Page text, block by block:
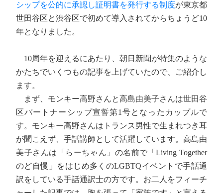
シップを公的に承認し証明書を発行する制度が東京都
世田谷区と渋谷区で初めて導入されてからちょうど10
年となりました。
10周年を迎えるにあたり、朝日新聞が特集のような
かたちでいくつもの記事を上げていたので、ご紹介し
ます。
まず、モンキー高野さんと高島由美子さんは世田谷
区パートナーシップ宣誓第1号となったカップルで
す。モンキー高野さんはトランス男性で生まれつき耳
が聞こえず、手話講師として活躍しています。高島由
美子さんは「らーちゃん」の名前で「Living Together
のど自慢」をはじめ多くのLGBTQイベントで手話通
訳をしている手話通訳士の方です。お二人をフィーチ